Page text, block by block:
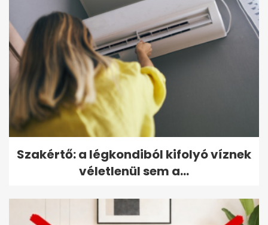
Szakértő: a légkondiból kifolyó víznek
véletlenül sem a...